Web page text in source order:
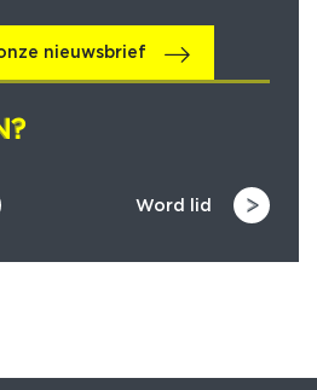
nieuwsbrief
Word lid